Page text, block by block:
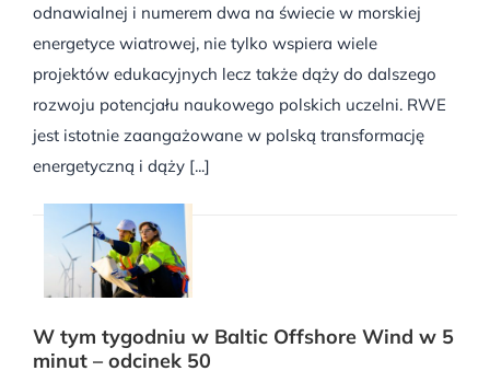
odnawialnej i numerem dwa na świecie w morskiej
energetyce wiatrowej, nie tylko wspiera wiele
projektów edukacyjnych lecz także dąży do dalszego
rozwoju potencjału naukowego polskich uczelni. RWE
jest istotnie zaangażowane w polską transformację
energetyczną i dąży [...]
W tym tygodniu w Baltic Offshore Wind w 5
minut – odcinek 50